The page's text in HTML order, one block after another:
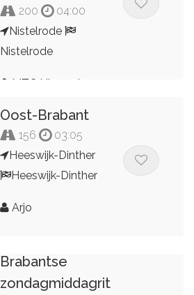
200
04:00
Nistelrode
Nistelrode
MTC Nisseroi
Oost-Brabant
156
03:05
Heeswijk-Dinther
Heeswijk-Dinther
Arjo
Brabantse
zondagmiddagrit